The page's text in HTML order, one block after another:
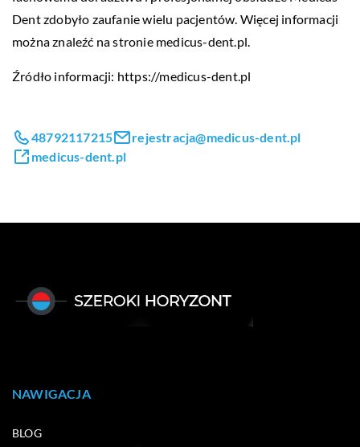
Dent zdobyło zaufanie wielu pacjentów. Więcej informacji
można znaleźć na stronie medicus-dent.pl.
Źródło informacji: https://medicus-dent.pl
48792117215
rejestracja@medicus-dent.pl
medicus-dent.pl
NAWIGACJA
BLOG